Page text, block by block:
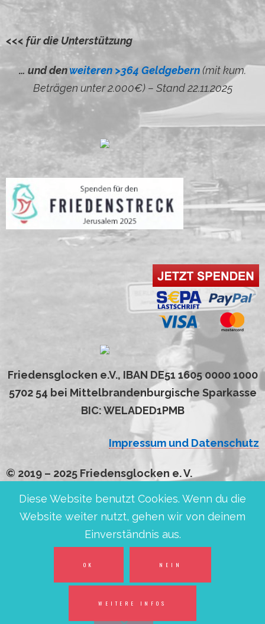
<<< für die Unterstützung
… und denweiteren >364 Geldgebern(mit kum.
Beträgen unter 2.000€) – Stand 22.11.2025
Friedensglocken e.V., IBAN DE51 1605 0000 1000
5702 54 bei Mittelbrandenburgische Sparkasse
BIC: WELADED1PMB
Impressum und Datenschutz
© 2019 – 2025 Friedensglocken e. V.
Diese Website benutzt Cookies. Wenn du die
Website weiter nutzt, gehen wir von deinem
Einverständnis aus.
OK NEIN
WEITERE INFOS